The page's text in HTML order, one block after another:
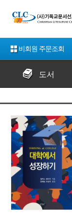
비회원 주문조회
도서